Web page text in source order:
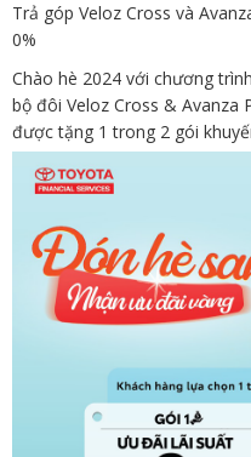
Trả góp Veloz Cross và
0%
Chào hè 2024 với chương
bộ đôi Veloz Cross & Avanza
được tặng 1 trong 2 gói